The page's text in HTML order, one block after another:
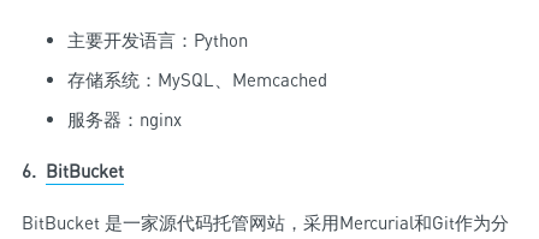
主要开发语言：Python
存储系统：MySQL、Memcached
服务器：nginx
6. BitBucket
BitBucket 是一家源代码托管网站，采用Mercurial和Git作为分